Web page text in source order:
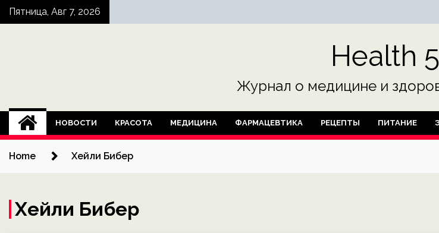
SkipПятница, Авг 7, 2026
Health
Журнал о медицине и
НОВОСТИ КРАСОТА МЕДИЦИНА ФАРМАЦЕВТИКА РЕЦЕПТЫ ПИТАНИЕ
Home Хейли Бибер
Хейли Бибер